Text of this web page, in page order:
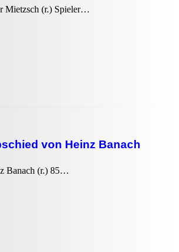
Mietzsch (r.) Spieler…
von Heinz Banach
Banach (r.) 85…